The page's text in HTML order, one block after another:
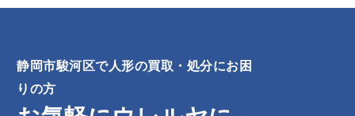
静岡市駿河区で人形の買取・処分にお困
りの方